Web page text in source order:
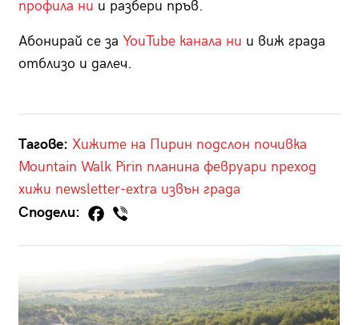
профила ни и разбери пръв.
Абонирай се за YouTube канала ни и виж града
отблизо и далеч.
Тагове: Хижите на Пирин подслон почивка
Mountain Walk Pirin планина февруари преход
хижи newsletter-extra извън града
Сподели: